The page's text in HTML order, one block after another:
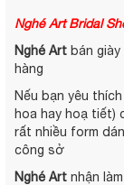
Nghé Art Bridal
Nghé Art bán
hàng
Nếu bạn yêu
hoa hay hoạ tiết)
rất nhiều form
công sở
Nghé Art nhận